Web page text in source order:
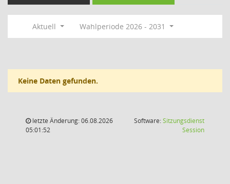
Aktuell Wahlperiode 2026 - 2031
Keine Daten gefunden.
letzte Änderung: 06.08.2026
05:01:52
Software:Sitzungsdienst
Session(Wird in